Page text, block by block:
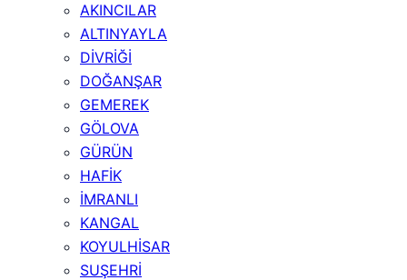
AKINCILAR
ALTINYAYLA
DİVRİĞİ
DOĞANŞAR
GEMEREK
GÖLOVA
GÜRÜN
HAFİK
İMRANLI
KANGAL
KOYULHİSAR
SUŞEHRİ